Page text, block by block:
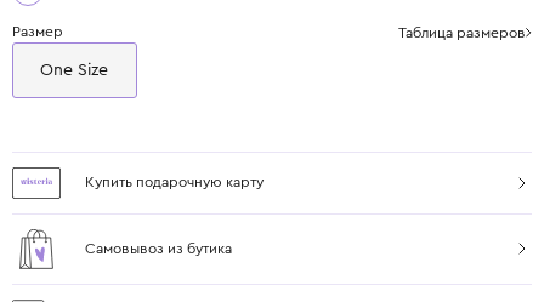
Размер Таблица размеров
One Size
Купить подарочную карту
Самовывоз из бутика